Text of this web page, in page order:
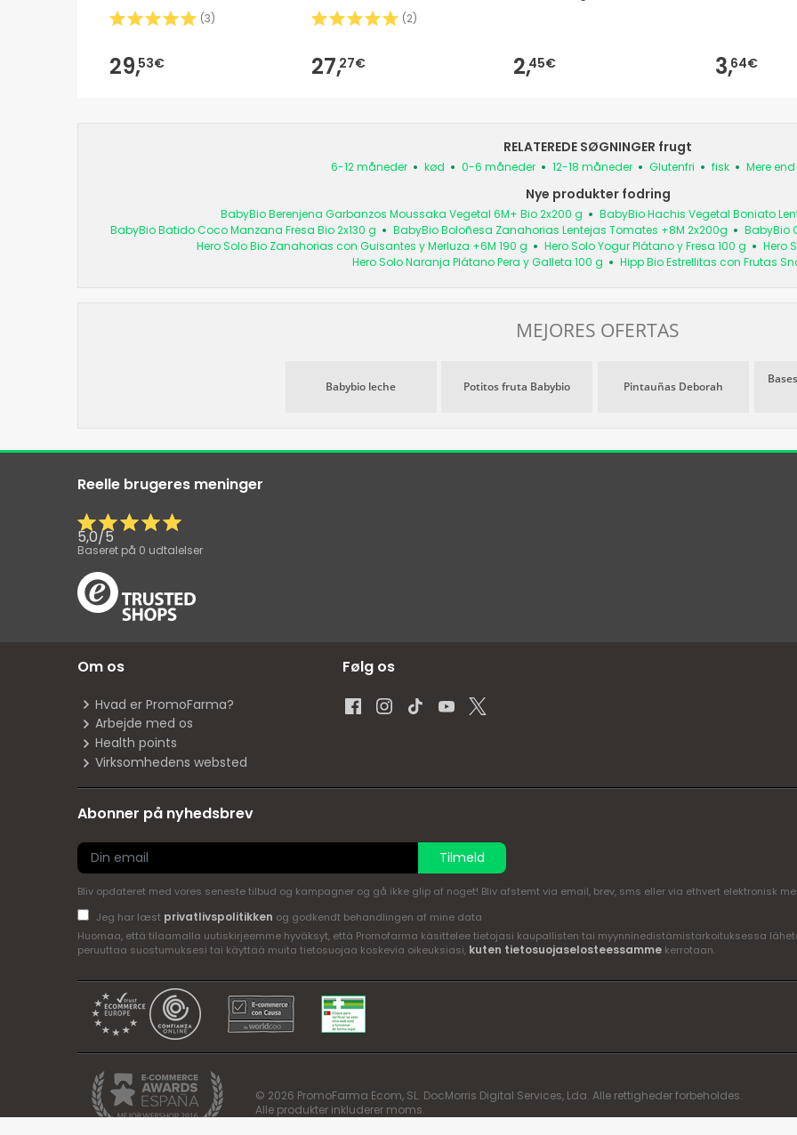
(3)
29,53€
(2)
27,27€ 2,45€ 3,64€
RELATEREDE SØGNINGER frugt
6-12 måneder kød 0-6 måneder 12-18 måneder Glutenfri fisk Mere
Nye produkter fodring
BabyBio Berenjena Garbanzos Moussaka Vegetal 6M+ Bio 2x200 g
BabyBio Hachis Vegetal Boniato
BabyBio Batido Coco Manzana Fresa Bio 2x130 g
BabyBio Boloñesa Zanahorias Lentejas Tomates +8M 2x200g
BabyBio
Hero Solo Bio Zanahorias con Guisantes y Merluza +6M 190 g
Hero Solo Yogur Plátano y Fresa 100 g
Hero
Hero Solo Naranja Plátano Pera y Galleta 100 g
Hipp Bio Estrellitas con Frutas
MEJORES OFERTAS
Babybio leche Potitos fruta Babybio Pintauñas Deborah
Reelle brugeres meninger
5,0/5
Baseret på 0 udtalelser
Om os
Hvad er PromoFarma?
Arbejde med os
Health points
Virksomhedens websted
Følg os
Abonner på nyhedsbrev
Tilmeld
Bliv opdateret med vores seneste tilbud og kampagner og gå ikke glip af noget! Bliv afstemt via email, brev, sms eller via ethvert elektronisk
Jeg har læst privatlivspolitikken og godkendt behandlingen af mine data
Huomaa, että tilaamalla uutiskirjeemme hyväksyt, että Promofarma käsittelee tietojasi kaupallisten tai myynninedistämistarkoituksessa
peruuttaa suostumuksesi tai käyttää muita tietosuojaa koskevia oikeuksiasi, kuten tietosuojaselosteessamme kerrotaan.
© 2026 PromoFarma Ecom, SL. DocMorris Digital Services, Lda. Alle rettigheder forbeholdes.
Alle produkter inkluderer moms.